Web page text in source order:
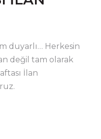
duyarlı… Herkesin
değil tam olarak
İlan